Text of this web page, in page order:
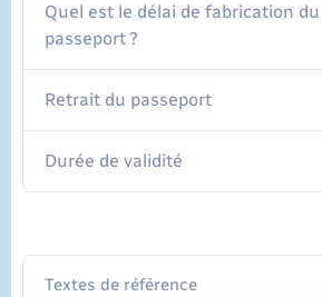
Quel est le délai de fabrication du
passeport ?
Retrait du passeport
Durée de validité
Textes de référence